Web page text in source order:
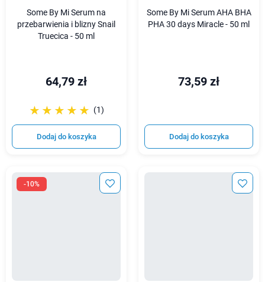
Some By Mi Serum na
przebarwienia i blizny Snail
Truecica - 50 ml
64,79 zł
☆☆☆☆☆
★★★★★ (1)
Dodaj do koszyka
Some By Mi Serum AHA BHA
PHA 30 days Miracle - 50 ml
73,59 zł
Dodaj do koszyka
-10%